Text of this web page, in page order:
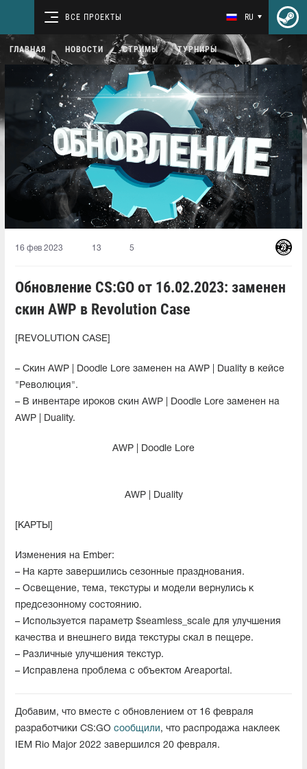
ВСЕ ПРОЕКТЫ RU
ГЛАВНАЯ НОВОСТИ СТРИМЫ ТУРНИРЫ
16 фев 2023 13 5
Обновление CS:GO от 16.02.2023: заменен
скин AWP в Revolution Case
[REVOLUTION CASE]
– Скин AWP | Doodle Lore заменен на AWP | Duality в кейсе
"Революция".
– В инвентаре ироков скин AWP | Doodle Lore заменен на
AWP | Duality.
AWP | Doodle Lore
AWP | Duality
[КАРТЫ]
Изменения на Ember:
– На карте завершились сезонные празднования.
– Освещение, тема, текстуры и модели вернулись к
предсезонному состоянию.
– Используется параметр $seamless_scale для улучшения
качества и внешнего вида текстуры скал в пещере.
– Различные улучшения текстур.
– Исправлена проблема с объектом Areaportal.
Добавим, что вместе с обновлением от 16 февраля
разработчики CS:GO сообщили, что распродажа наклеек
IEM Rio Major 2022 завершился 20 февраля.